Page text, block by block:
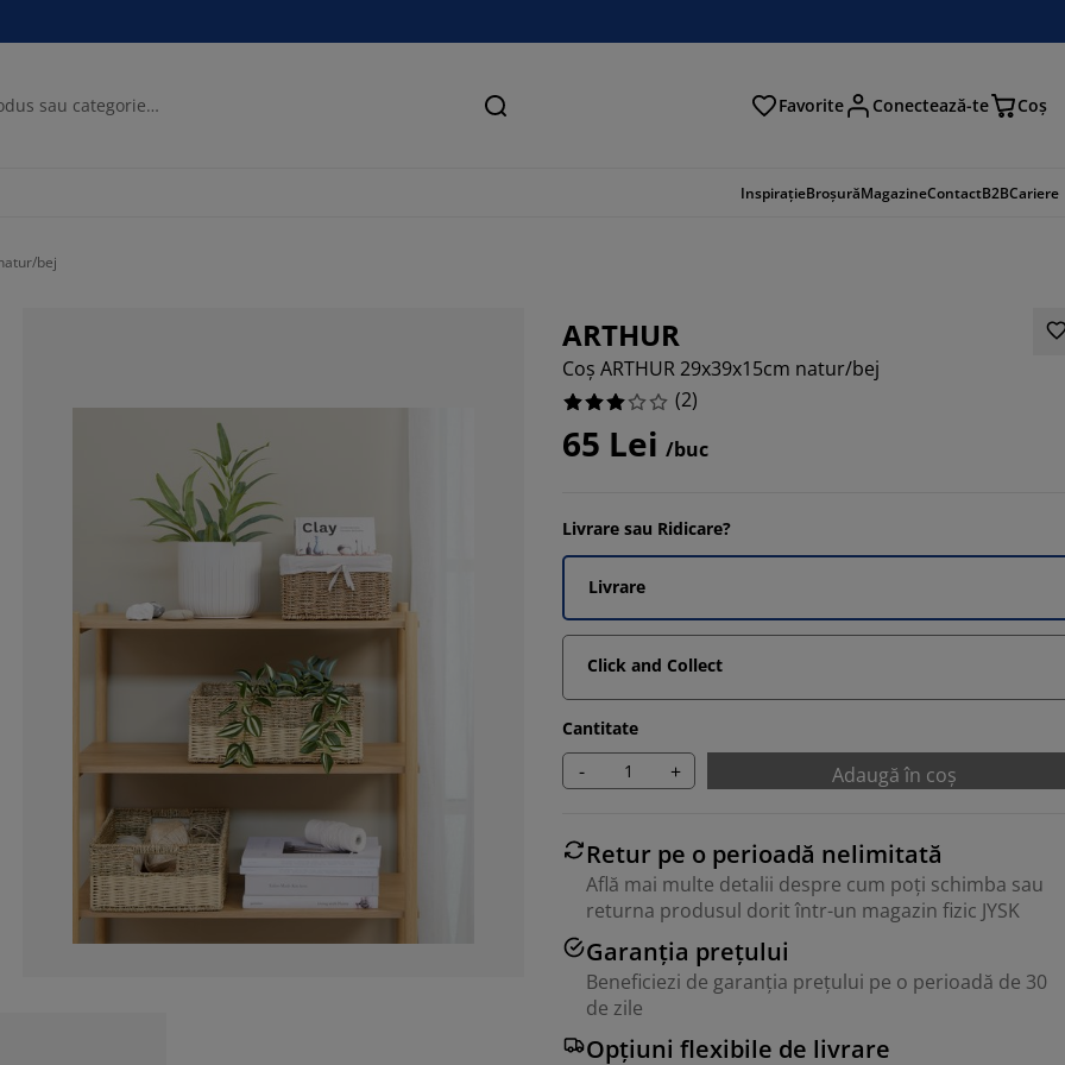
Căutare Favorite Conectează-te Coş
InspirațieBroșurăMagazineContactB2BCariere
bej
ARTHUR
Coș ARTHUR 29x39x15cm natur/bej
(2)
65 Lei /buc
Livrare sau Ridicare?
Livrare
Click and Collect
Cantitate
- + Adaugă în coș
Retur pe o perioadă nelimitată
Află mai multe detalii despre cum poți schimba sau
returna produsul dorit într-un magazin fizic JYSK
Garanția prețului
Beneficiezi de garanția prețului pe o perioadă de 30
de zile
Opțiuni flexibile de livrare